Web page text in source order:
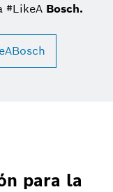
#LikeA Bosch.
para la